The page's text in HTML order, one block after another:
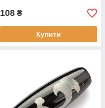
108 ₴
Купити